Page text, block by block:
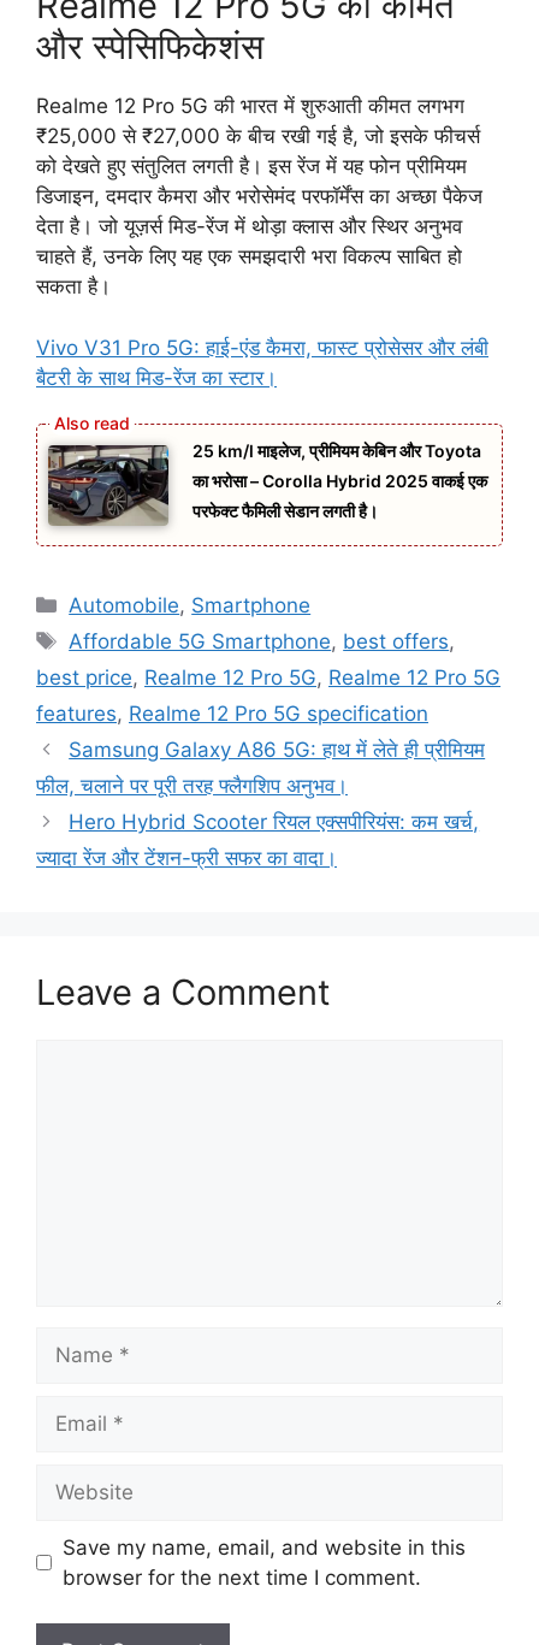
और स्पेसिफिकेशंस
Realme 12 Pro 5G की भारत में शुरुआती कीमत लगभग
₹25,000 से ₹27,000 के बीच रखी गई है, जो इसके फीचर्स
को देखते हुए संतुलित लगती है। इस रेंज में यह फोन प्रीमियम
डिजाइन, दमदार कैमरा और भरोसेमंद परफॉर्मेंस का अच्छा पैकेज
देता है। जो यूज़र्स मिड-रेंज में थोड़ा क्लास और स्थिर अनुभव
चाहते हैं, उनके लिए यह एक समझदारी भरा विकल्प साबित हो
सकता है।
Vivo V31 Pro 5G: हाई-एंड कैमरा, फास्ट प्रोसेसर और लंबी
बैटरी के साथ मिड-रेंज का स्टार।
25 km/l माइलेज, प्रीमियम केबिन और Toyota
का भरोसा – Corolla Hybrid 2025 वाकई एक
परफेक्ट फैमिली सेडान लगती है।
Categories
Automobile, Smartphone
Tags
Affordable 5G Smartphone, best offers,
best price, Realme 12 Pro 5G, Realme 12 Pro 5G
features, Realme 12 Pro 5G specification
Samsung Galaxy A86 5G: हाथ में लेते ही प्रीमियम
फील, चलाने पर पूरी तरह फ्लैगशिप अनुभव।
Hero Hybrid Scooter रियल एक्सपीरियंस: कम खर्च,
ज्यादा रेंज और टेंशन-फ्री सफर का वादा।
Leave a Comment
Save my name, email, and website in this
browser for the next time I comment.